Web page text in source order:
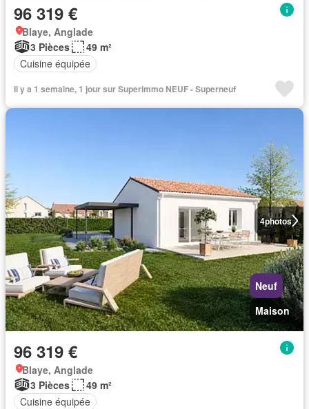
96 319 €
Blaye, Anglade
3 Pièces
49 m²
Cuisine équipée
Il y a 1 semaine, 1 jour sur Superimmo NEUF - Superneuf
4photos
Neuf
Maison
96 319 €
Blaye, Anglade
3 Pièces
49 m²
Cuisine équipée